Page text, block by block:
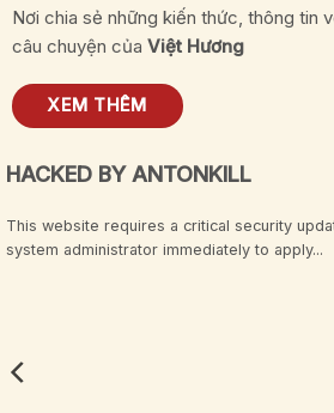
Nơi chia sẻ những kiến thức, thông tin
câu chuyện của Việt Hương
XEM THÊM
Hacked By Tempix 0day
HACKED BY TEMPIX Jembot Mawot Pejuh